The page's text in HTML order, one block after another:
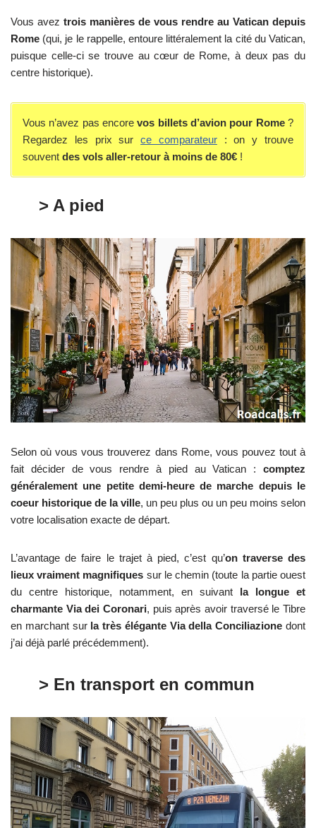
Vous avez trois manières de vous rendre au Vatican depuis
Rome (qui, je le rappelle, entoure littéralement la cité du Vatican,
puisque celle-ci se trouve au cœur de Rome, à deux pas du
centre historique).
Vous n’avez pas encorevos billets d’avion pour Rome?
Regardez les prix surce comparateur: on y trouve
souvent des vols aller-retour à moins de 80€ !
> A pied
Selon où vous vous trouverez dans Rome, vous pouvez tout à
fait décider de vous rendre à pied au Vatican : comptez
généralement une petite demi-heure de marche depuis le
coeur historique de la ville, un peu plus ou un peu moins selon
votre localisation exacte de départ.
L’avantage de faire le trajet à pied, c’est qu’on traverse des
lieux vraiment magnifiques sur le chemin (toute la partie ouest
du centre historique, notamment, en suivant la longue et
charmante Via dei Coronari, puis après avoir traversé le Tibre
en marchant sur la très élégante Via della Conciliazione dont
j’ai déjà parlé précédemment).
> En transport en commun